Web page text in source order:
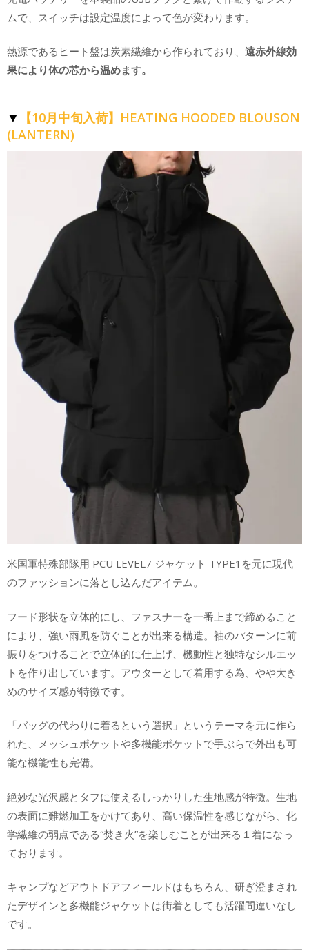
ムで、スイッチは設定温度によって色が変わります。
熱源であるヒート盤は炭素繊維から作られており、 遠赤外線効
果により体の芯から温めます。
▼
【10月中旬入荷】HEATING HOODED BLOUSON
(LANTERN)
米国軍特殊部隊用 PCU LEVEL7 ジャケット TYPE1を元に現代
のファッションに落とし込んだアイテム。
フード形状を立体的にし、ファスナーを一番上まで締めること
により、強い雨風を防ぐことが出来る構造。袖のパターンに前
振りをつけることで立体的に仕上げ、機動性と独特なシルエッ
トを作り出しています。アウターとして着用する為、やや大き
めのサイズ感が特徴です。
「バッグの代わりに着るという選択」というテーマを元に作ら
れた、メッシュポケットや多機能ポケットで手ぶらで外出も可
能な機能性も完備。
絶妙な光沢感とタフに使えるしっかりした生地感が特徴。生地
の表面に難燃加工をかけてあり、高い保温性を感じながら、化
学繊維の弱点である“焚き火”を楽しむことが出来る１着になっ
ております。
キャンプなどアウトドアフィールドはもちろん、研ぎ澄まされ
たデザインと多機能ジャケットは街着としても活躍間違いなし
です。